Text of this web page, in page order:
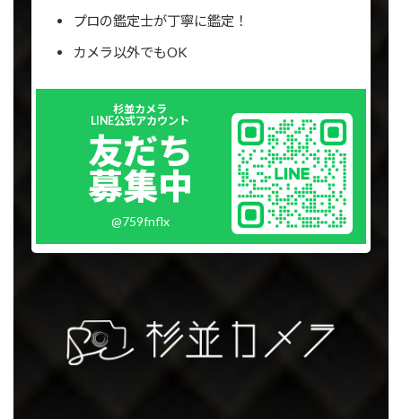
プロの鑑定士が丁寧に鑑定！
カメラ以外でもOK
杉並カメラ
LINE公式アカウント
友だち
募集中
@759fnflx